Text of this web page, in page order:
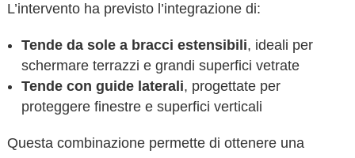
L’intervento ha previsto l’integrazione di:
Tende da sole a bracci estensibili, ideali per
schermare terrazzi e grandi superfici vetrate
Tende con guide laterali, progettate per
proteggere finestre e superfici verticali
Questa combinazione permette di ottenere una